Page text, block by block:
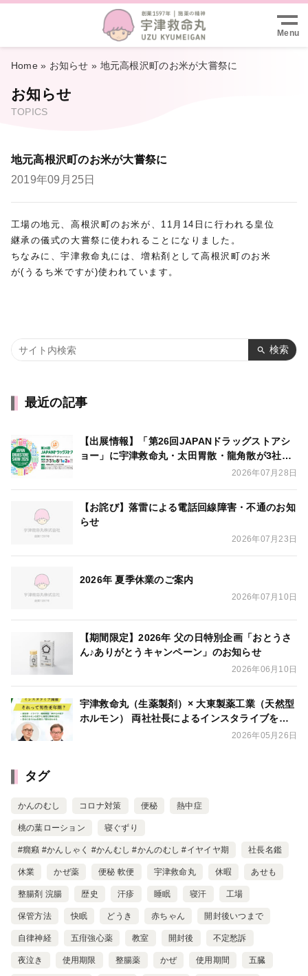
Menu
Home» お知らせ » 地元高根沢町のお米が大嘗祭に
お知らせ
TOPICS
地元高根沢町のお米が大嘗祭に
2019年09月25日
工場の地元、高根沢町のお米が、11月14日に行われる皇位
継承の儀式の大嘗祭に使われることになりました。
ちなみに、宇津救命丸には、増粘剤として高根沢町のお米
が(うるち米ですが)使われています。
検索
最近の記事
【出展情報】「第26回JAPANドラッグストアシ
ョー」に宇津救命丸・太田胃散・龍角散が3社合
2026年07月28日
【お詫び】落雷による電話回線障害・不通のお知
らせ
2026年07月23日
2026年 夏季休業のご案内
2026年07月10日
【期間限定】2026年 父の日特別企画「おとうさ
ん♪ありがとうキャンペーン」のお知らせ
2026年06月10日
宇津救命丸（生薬製剤）× 大東製薬工業（天然型
ホルモン） 両社社長によるインスタライブを開
2026年05月26日
タグ
かんのむし コロナ対策 便秘 熱中症
桃の葉ローション 寝ぐずり
#癇癪 #かんしゃく #かんむし #かんのむし #イヤイヤ期 社長名鑑
休業 かぜ薬 便秘 軟便 宇津救命丸 休暇 あせも
整腸剤 浣腸 歴史 汗疹 睡眠 寝汗 工場
保管方法 快眠 どうき 赤ちゃん 開封後いつまで
自律神経 五疳強心薬 教室 開封後 不定愁訴
夜泣き 使用期限 整腸薬 かぜ 使用期間 五臓